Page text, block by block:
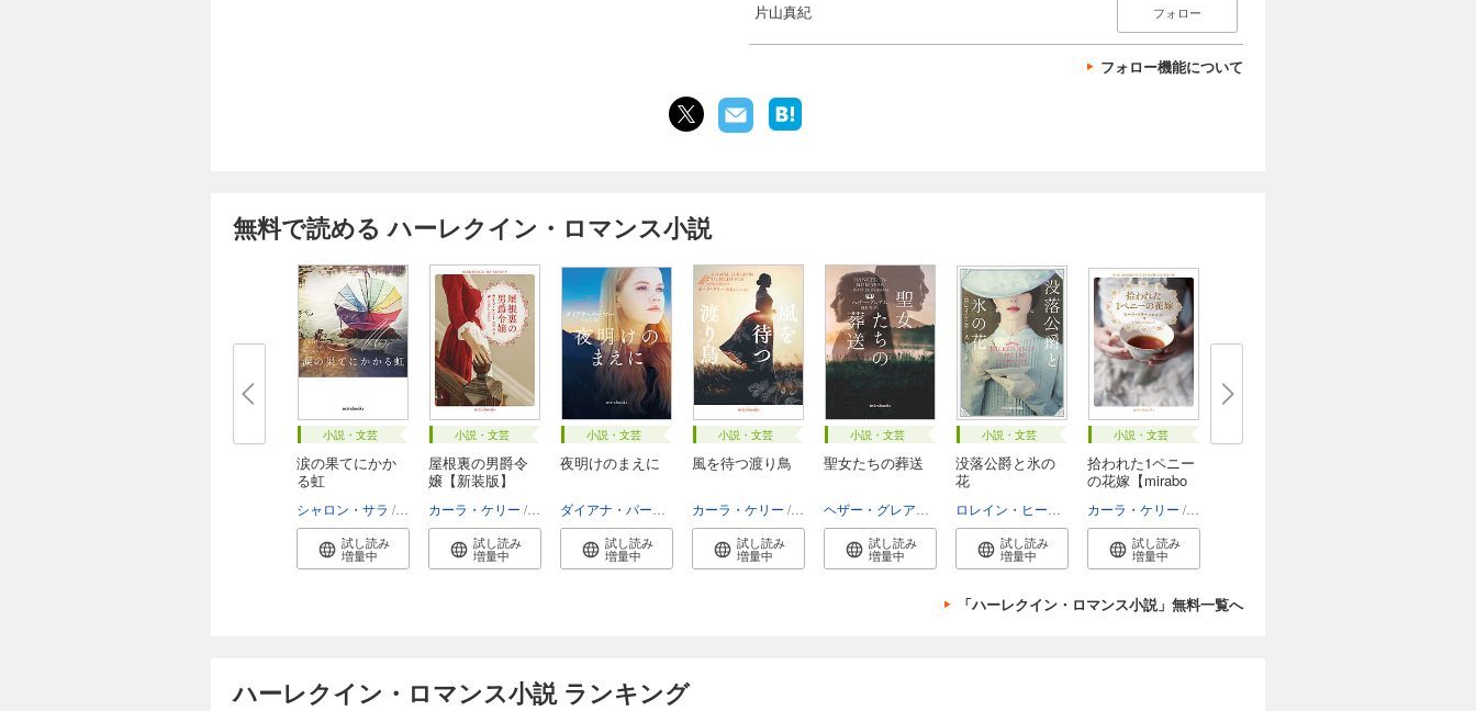
片山真紀 フォロー
フォロー機能について
無料で読める ハーレクイン・ロマンス小説
小説・文芸
涙の果てにかか
る虹
シャロン・サラ 新井ひろみ
試し読み
増量中
小説・文芸
屋根裏の男爵令
嬢【新装版】
カーラ・ケリー 佐野晶
試し読み
増量中
小説・文芸
夜明けのまえに
泉智子
試し読み
増量中
小説・文芸
風を待つ渡り鳥
カーラ・ケリー 琴葉かいら
試し読み
増量中
小説・文芸
聖女たちの葬送
岡本香
試し読み
増量中
小説・文芸
没落公爵と氷の
花
さとう史緒
試し読み
増量中
小説・文芸
拾われた1ペニー
の花嫁【mirabo
カーラ・ケリー
試し読み
増量中
「ハーレクイン・ロマンス小説」無料一覧へ
ハーレクイン・ロマンス小説 ランキング